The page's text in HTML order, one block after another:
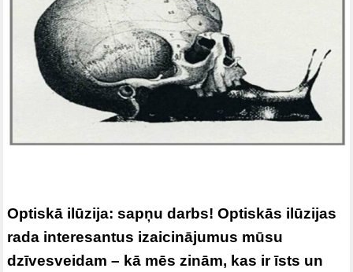
Optiskā ilūzija: sapņu darbs! Optiskās ilūzijas
rada interesantus izaicinājumus mūsu
dzīvesveidam – kā mēs zinām, kas ir īsts un